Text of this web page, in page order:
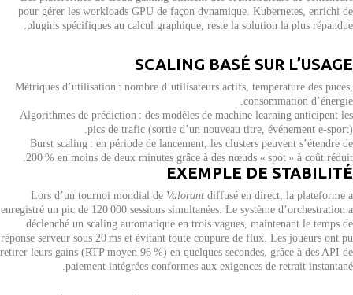
pour gérer les workloads GPU de façon dynamique. Kubernetes, enrichi de
plugins spécifiques au calcul graphique, reste la solution la plus répandue.
SCALING BASÉ SUR L’USAGE
Métriques d’utilisation : nombre d’utilisateurs actifs, température des puces,
consommation d’énergie.
Algorithmes de prédiction : des modèles de machine learning anticipent les
pics de trafic (sortie d’un nouveau titre, événement e‑sport).
Burst scaling : en période de lancement, les clusters peuvent s’étendre de
200 % en moins de deux minutes grâce à des nœuds « spot » à coût réduit.
EXEMPLE DE STABILITÉ
Lors d’un tournoi mondial de Valorant diffusé en direct, la plateforme a
enregistré un pic de 120 000 sessions simultanées. Le système d’orchestration a
déclenché un scaling automatique en trois vagues, maintenant le temps de
réponse serveur sous 20 ms et évitant toute coupure de flux. Les joueurs ont pu
retirer leurs gains (RTP moyen 96 %) en quelques secondes, grâce à des API de
paiement intégrées conformes aux exigences de retrait instantané.